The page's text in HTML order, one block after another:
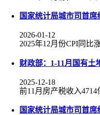
国家统计局城市司首
2026-01-12
2025年12月份CPI同比
财政部：1-11月国有土
2025-12-18
前11月房产税收入4714
国家统计局城市司首